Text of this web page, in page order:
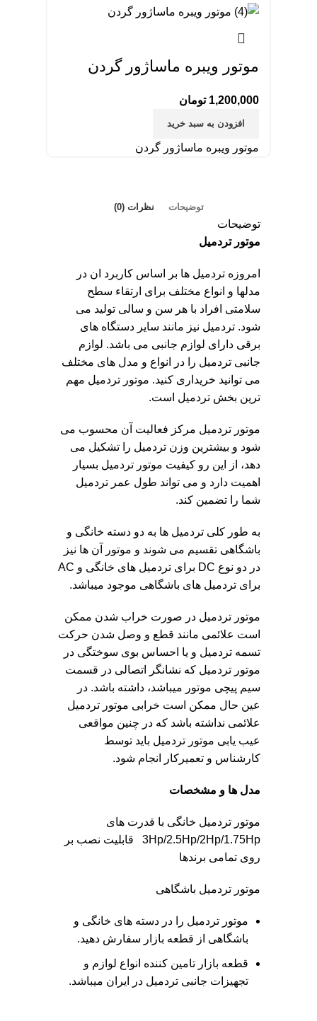
موتور ویبره ماساژور گردن
1,200,000 تومان
افزودن به سبد خرید
موتور ویبره ماساژور گردن
توضیحات نظرات (0)
توضیحات
موتور تردمیل
امروزه تردمیل ها بر اساس کاربرد ان در
مدلها و انواع مختلف برای ارتقاء سطح
سلامتی افراد با هر سن و سالی تولید می
شود. تردمیل نیز مانند سایر دستگاه های
برقی دارای لوازم جانبی می باشد. لوازم
جانبی تردمیل را در انواع و مدل های مختلف
می توانید خریداری کنید. موتور تردمیل مهم
ترین بخش تردمیل است.
موتور تردمیل مرکز فعالیت آن محسوب می
شود و بیشترین وزن تردمیل را تشکیل می
دهد، از این رو کیفیت موتور تردمیل بسیار
اهمیت دارد و می تواند طول عمر تردمیل
شما را تضمین کند.
به طور کلی تردمیل ها به دو دسته خانگی و
باشگاهی تقسیم می شوند و موتور آن ها نیز
در دو نوع DC برای تردمیل های خانگی و AC
برای تردمیل های باشگاهی موجود میباشد.
موتور تردمیل در صورت خراب شدن ممکن
است علائمی مانند قطع و وصل شدن حرکت
تسمه تردمیل و یا احساس بوی سوختگی در
موتور تردمیل که نشانگر اتصالی در قسمت
سیم پیچی موتور میباشد، داشته باشد. در
عین حال ممکن است خرابی موتور تردمیل
علائمی نداشته باشد که در چنین مواقعی
عیب یابی موتور تردمیل باید توسط
کارشناس و تعمیرکار انجام شود.
مدل ها و مشخصات
موتور تردمیل خانگی با قدرت های
3Hp/2.5Hp/2Hp/1.75Hp قابلیت نصب بر
روی تمامی برندها
موتور تردمیل باشگاهی
موتور تردمیل را در دسته های خانگی و
باشگاهی از قطعه بازار سفارش دهید.
قطعه بازار تامین کننده انواع لوازم و
تجهیزات جانبی تردمیل در ایران میباشد.